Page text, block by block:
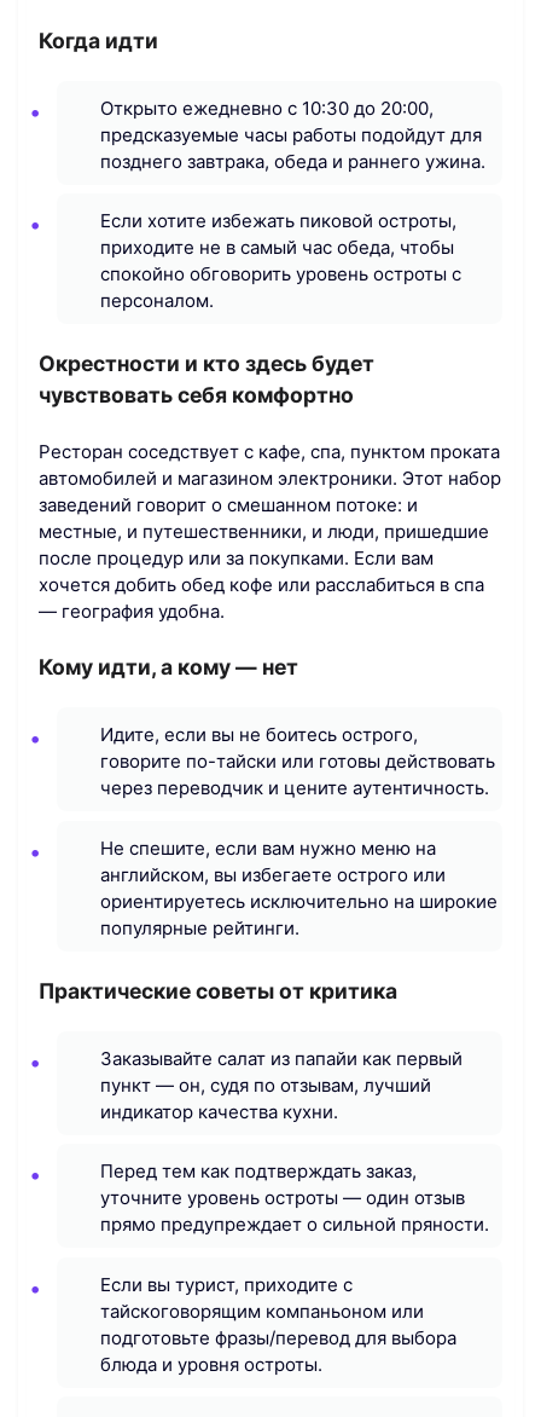
Когда идти
Открыто ежедневно с 10:30 до 20:00,
предсказуемые часы работы подойдут для
позднего завтрака, обеда и раннего ужина.
Если хотите избежать пиковой остроты,
приходите не в самый час обеда, чтобы
спокойно обговорить уровень остроты с
персоналом.
Окрестности и кто здесь будет
чувствовать себя комфортно
Ресторан соседствует с кафе, спа, пунктом проката
автомобилей и магазином электроники. Этот набор
заведений говорит о смешанном потоке: и
местные, и путешественники, и люди, пришедшие
после процедур или за покупками. Если вам
хочется добить обед кофе или расслабиться в спа
— география удобна.
Кому идти, а кому — нет
Идите, если вы не боитесь острого,
говорите по-тайски или готовы действовать
через переводчик и цените аутентичность.
Не спешите, если вам нужно меню на
английском, вы избегаете острого или
ориентируетесь исключительно на широкие
популярные рейтинги.
Практические советы от критика
Заказывайте салат из папайи как первый
пункт — он, судя по отзывам, лучший
индикатор качества кухни.
Перед тем как подтверждать заказ,
уточните уровень остроты — один отзыв
прямо предупреждает о сильной пряности.
Если вы турист, приходите с
тайскоговорящим компаньоном или
подготовьте фразы/перевод для выбора
блюда и уровня остроты.